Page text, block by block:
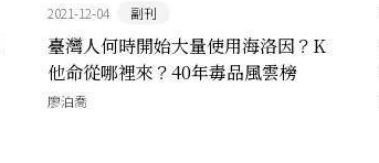
2021-12-04 副刊
臺灣人何時開始大量使用海洛因？K
他命從哪裡來？40年毒品風雲榜
廖泊喬